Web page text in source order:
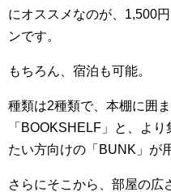
にオススメなのが、1,500
ンです。
もちろん、宿泊も可能。
種類は2種類で、本棚に囲
「BOOKSHELF」と、よ
たい方向けの「BUNK」が
さらにそこから、部屋の広